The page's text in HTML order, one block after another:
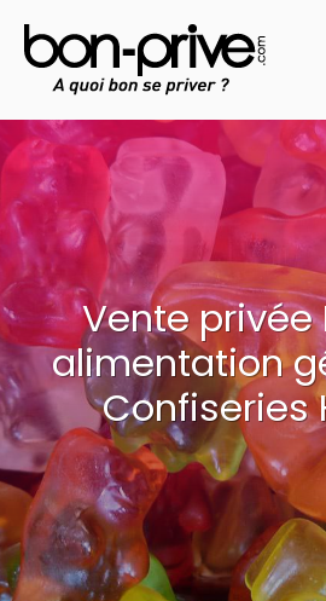
au
contenu
Vente privée
alimentation
Confiseries